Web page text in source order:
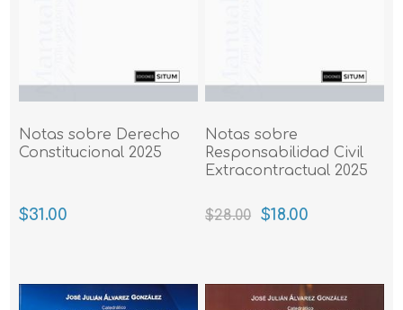
Notas sobre Derecho
Constitucional 2025
$31.00
Notas sobre
Responsabilidad Civil
Extracontractual 2025
$28.00 $18.00